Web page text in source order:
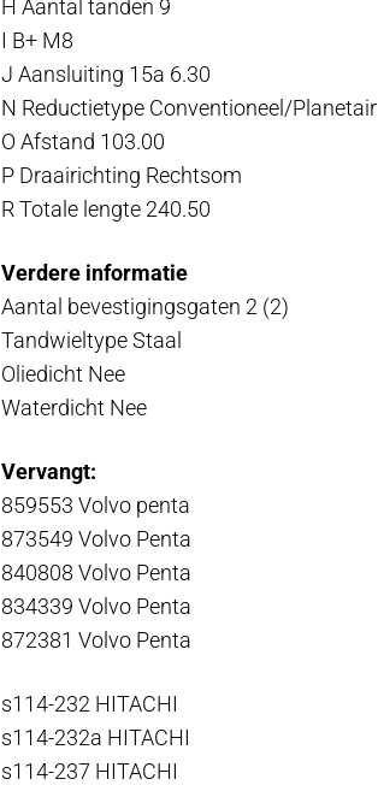
H Aantal tanden 9
I B+ M8
J Aansluiting 15a 6.30
N Reductietype Conventioneel/Planetair
O Afstand 103.00
P Draairichting Rechtsom
R Totale lengte 240.50
Verdere informatie
Aantal bevestigingsgaten 2 (2)
Tandwieltype Staal
Oliedicht Nee
Waterdicht Nee
Vervangt:
859553 Volvo penta
873549 Volvo Penta
840808 Volvo Penta
834339 Volvo Penta
872381 Volvo Penta
s114-232 HITACHI
s114-232a HITACHI
s114-237 HITACHI